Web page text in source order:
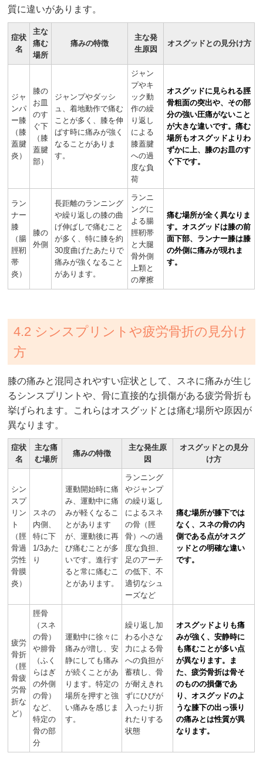
質に違いがあります。
症状
名
主な
痛む
場所
痛みの特徴
主な発
生原因
オスグッドとの見分け方
ジャ
ンパ
ー膝
（膝
蓋腱
炎）
膝の
お皿
のす
ぐ下
（膝
蓋腱
部）
ジャンプやダッシ
ュ、着地動作で痛む
ことが多く、膝を伸
ばす時に痛みが強く
なることがありま
す。
ジャン
プやキ
ック動
作の繰
り返し
による
膝蓋腱
への過
度な負
荷
オスグッドに見られる脛
骨粗面の突出や、その部
分の強い圧痛がないこと
が大きな違いです。痛む
場所もオスグッドよりわ
ずかに上、膝のお皿のす
ぐ下です。
ラン
ナー
膝
（腸
脛靭
帯
炎）
膝の
外側
長距離のランニング
や繰り返しの膝の曲
げ伸ばしで痛むこと
が多く、特に膝を約
30度曲げたあたりで
痛みが強くなること
があります。
ランニ
ングに
よる腸
脛靭帯
と大腿
骨外側
上顆と
の摩擦
痛む場所が全く異なりま
す。オスグッドは膝の前
面下部、ランナー膝は膝
の外側に痛みが現れま
す。
4.2 シンスプリントや疲労骨折の見分け
方
膝の痛みと混同されやすい症状として、スネに痛みが生じ
るシンスプリントや、骨に直接的な損傷がある疲労骨折も
挙げられます。これらはオスグッドとは痛む場所や原因が
異なります。
症状
名
主な痛
む場所
痛みの特徴
主な発生原
因
オスグッドとの見分
け方
シン
スプ
リン
ト
（脛
骨過
労性
骨膜
炎）
スネの
内側、
特に下
1/3あた
り
運動開始時に痛
み、運動中に痛
みが軽くなるこ
とがあります
が、運動後に再
び痛むことが多
いです。進行す
ると常に痛むこ
とがあります。
ランニング
やジャンプ
の繰り返し
によるスネ
の骨（脛
骨）への過
度な負担、
足のアーチ
の低下、不
適切なシュ
ーズなど
痛む場所が膝下では
なく、スネの骨の内
側である点がオスグ
ッドとの明確な違い
です。
疲労
骨折
（脛
骨疲
労骨
折な
ど）
脛骨
（スネ
の骨）
や腓骨
（ふく
らはぎ
の外側
の骨）
など、
特定の
骨の部
分
運動中に徐々に
痛みが増し、安
静にしても痛み
が続くことがあ
ります。特定の
場所を押すと強
い痛みを感じま
す。
繰り返し加
わる小さな
力による骨
への負担が
蓄積し、骨
が耐えきれ
ずにひびが
入ったり折
れたりする
状態
オスグッドよりも痛
みが強く、安静時に
も痛むことが多い点
が異なります。ま
た、疲労骨折は骨そ
のものの損傷であ
り、オスグッドのよ
うな膝下の出っ張り
の痛みとは性質が異
なります。